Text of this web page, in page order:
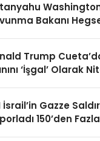
Bakanı
Trump
‘İşgal’ Olarak
İsrail’in Gazze
150’den